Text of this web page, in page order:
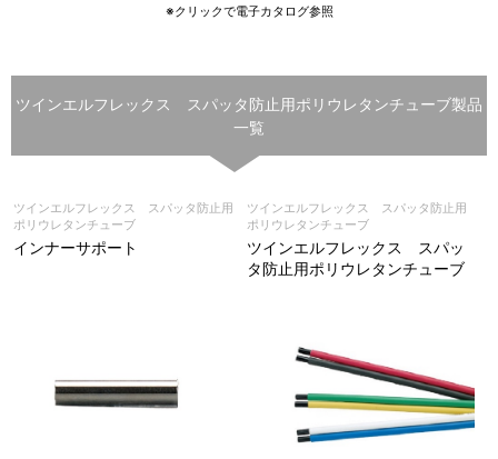
※クリックで電子カタログ参照
ツインエルフレックス スパッタ防止用ポリウレタンチューブ製品
一覧
ツインエルフレックス スパッタ防止用
ポリウレタンチューブ
インナーサポート
ツインエルフレックス スパッタ防止用
ポリウレタンチューブ
ツインエルフレックス スパッ
タ防止用ポリウレタンチューブ